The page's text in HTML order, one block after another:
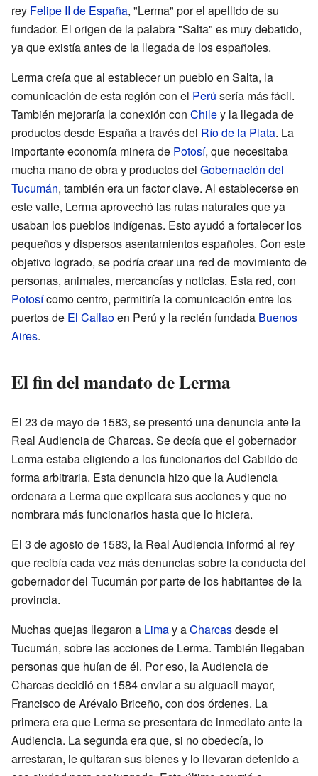
rey Felipe II de España, "Lerma" por el apellido de su
fundador. El origen de la palabra "Salta" es muy debatido,
ya que existía antes de la llegada de los españoles.
Lerma creía que al establecer un pueblo en Salta, la
comunicación de esta región con el Perú sería más fácil.
También mejoraría la conexión con Chiley la llegada de
productos desde España a través del Río de la Plata. La
importante economía minera de Potosí, que necesitaba
mucha mano de obra y productos del Gobernación del
Tucumán, también era un factor clave. Al establecerse en
este valle, Lerma aprovechó las rutas naturales que ya
usaban los pueblos indígenas. Esto ayudó a fortalecer los
pequeños y dispersos asentamientos españoles. Con este
objetivo logrado, se podría crear una red de movimiento de
personas, animales, mercancías y noticias. Esta red, con
Potosícomo centro, permitiría la comunicación entre los
puertos de El Callaoen Perú y la recién fundada Buenos
Aires.
El fin del mandato de Lerma
El 23 de mayo de 1583, se presentó una denuncia ante la
Real Audiencia de Charcas. Se decía que el gobernador
Lerma estaba eligiendo a los funcionarios del Cabildo de
forma arbitraria. Esta denuncia hizo que la Audiencia
ordenara a Lerma que explicara sus acciones y que no
nombrara más funcionarios hasta que lo hiciera.
El 3 de agosto de 1583, la Real Audiencia informó al rey
que recibía cada vez más denuncias sobre la conducta del
gobernador del Tucumán por parte de los habitantes de la
provincia.
Muchas quejas llegaron a Limay aCharcasdesde el
Tucumán, sobre las acciones de Lerma. También llegaban
personas que huían de él. Por eso, la Audiencia de
Charcas decidió en 1584 enviar a su alguacil mayor,
Francisco de Arévalo Briceño, con dos órdenes. La
primera era que Lerma se presentara de inmediato ante la
Audiencia. La segunda era que, si no obedecía, lo
arrestaran, le quitaran sus bienes y lo llevaran detenido a